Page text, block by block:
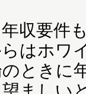
年収要件
はホワ
ときに